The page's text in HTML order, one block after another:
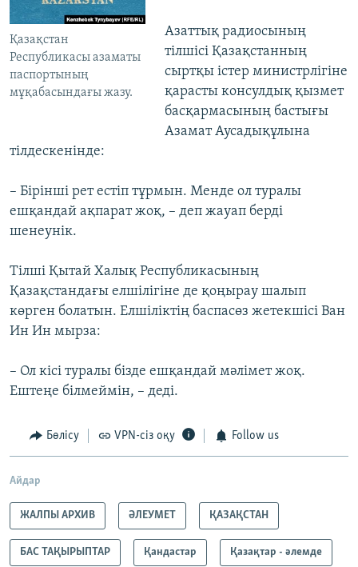
Қазақстан
Республикасы азаматы
паспортының
мұқабасындағы жазу.
Азаттық радиосының
тілшісі Қазақстанның
сыртқы істер министрлігіне
қарасты консулдық қызмет
басқармасының бастығы
Азамат Аусадықұлына
тілдескенінде:
– Бірінші рет естіп тұрмын. Менде ол туралы
ешқандай ақпарат жоқ, – деп жауап берді
шенеунік.
Тілші Қытай Халық Республикасының
Қазақстандағы елшілігіне де қоңырау шалып
көрген болатын. Елшіліктің баспасөз жетекшісі Ван
Ин Ин мырза:
– Ол кісі туралы бізде ешқандай мәлімет жоқ.
Ештеңе білмеймін, – деді.
Бөлісу VPN-сіз оқу Follow us
Айдар
ЖАЛПЫ АРХИВ ӘЛЕУМЕТ ҚАЗАҚСТАН
БАС ТАҚЫРЫПТАР Қандастар Қазақтар - әлемде